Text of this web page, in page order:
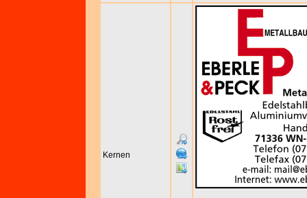
Kernen